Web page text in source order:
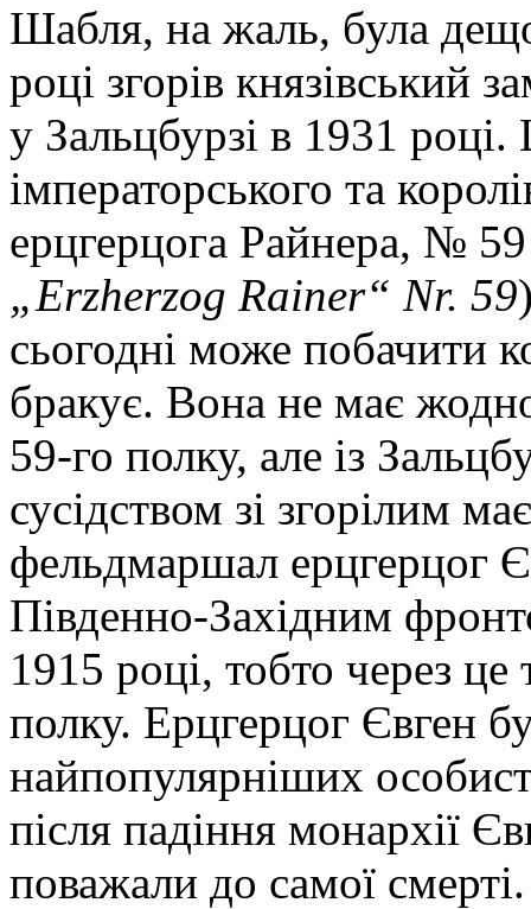
Шабля, на жаль, була
році згорів князівський
у Зальцбурзі в 1931 році.
імператорського та
ерцгерцога Райнера, №
„Erzherzog Rainer“ Nr. 59
сьогодні може побачити
бракує. Вона не має
59-го полку, але із
сусідством зі згорілим
фельдмаршал ерцгерцог
Південно-Західним
1915 році, тобто через
полку. Ерцгерцог Євген
найпопулярніших
після падіння монархії
поважали до самої смерті.